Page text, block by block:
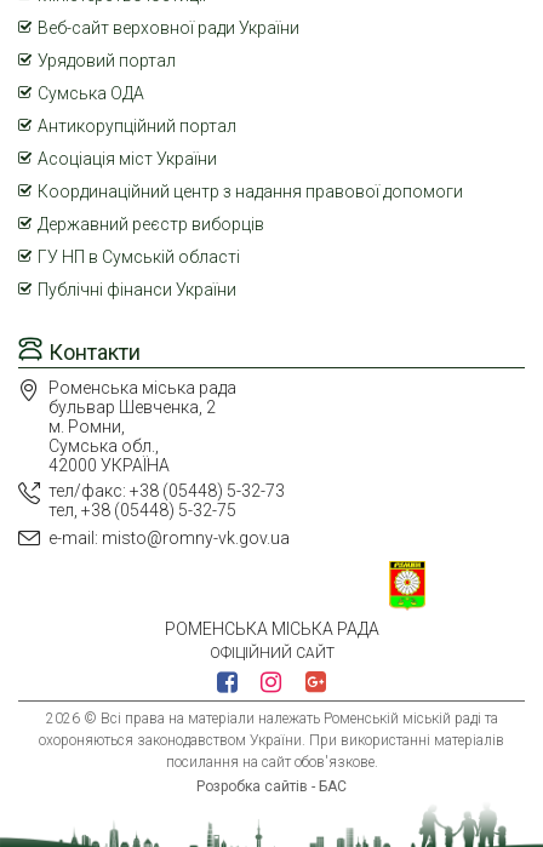
РОМЕНСЬКА МІСЬКА РАДА
ОФІЦІЙНИЙ САЙТ
2026 © Всі права на матеріали належать Роменській міській раді та
охороняються законодавством України. При використанні матеріалів
посилання на сайт обов'язкове.
Розробка сайтів - БАС
Контакти
Роменська міська рада
бульвар Шевченка, 2
м. Ромни,
Сумська обл.,
42000 УКРАЇНА
тел/факс: +38 (05448) 5-32-73
тел, +38 (05448) 5-32-75
e-mail: misto@romny-vk.gov.ua
Веб-сайт верховної ради України
Урядовий портал
Сумська ОДА
Антикорупційний портал
Асоціація міст України
Координаційний центр з надання правової допомоги
Державний реєстр виборців
ГУ НП в Сумській області
Публічні фінанси України